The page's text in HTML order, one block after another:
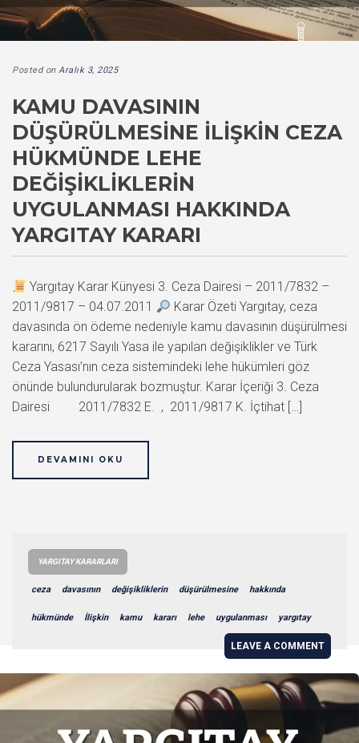
Posted on Aralık 3, 2025
KAMU DAVASININ
DÜŞÜRÜLMESINE İLIŞKIN CEZA
HÜKMÜNDE LEHE
DEĞIŞIKLIKLERIN
UYGULANMASI HAKKINDA
YARGITAY KARARI
Yargıtay Karar Künyesi 3. Ceza Dairesi – 2011/7832 –
2011/9817 – 04.07.2011
Karar Özeti Yargıtay, ceza
davasında ön ödeme nedeniyle kamu davasının düşürülmesi
kararını, 6217 Sayılı Yasa ile yapılan değişiklikler ve Türk
Ceza Yasası’nın ceza sistemindeki lehe hükümleri göz
önünde bulundurularak bozmuştur. Karar İçeriği 3. Ceza
Dairesi 2011/7832 E. , 2011/9817 K. İçtihat […]
DEVAMINI OKU
YARGITAY KARARLARI
ceza davasının değişikliklerin düşürülmesine hakkında
hükmünde İlişkin kamu kararı lehe uygulanması yargıtay
LEAVE A COMMENT